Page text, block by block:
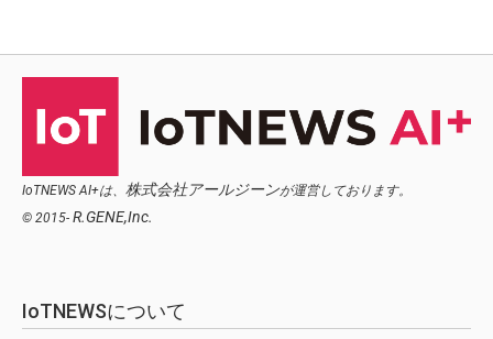
IoTNEWS AI+は、 株式会社アールジーンが運営しております。
© 2015- R.GENE,Inc.
IoTNEWSについて